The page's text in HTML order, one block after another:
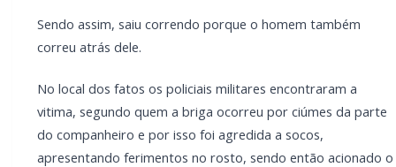
Sendo assim, saiu correndo porque o homem também
correu atrás dele.
No local dos fatos os policiais militares encontraram a
vitima, segundo quem a briga ocorreu por ciúmes da parte
do companheiro e por isso foi agredida a socos,
apresentando ferimentos no rosto, sendo então acionado o